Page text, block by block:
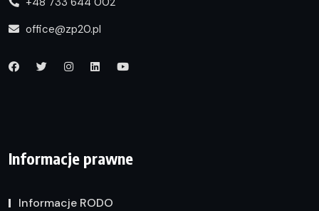
office@zp20.pl
Informacje prawne
Informacje RODO